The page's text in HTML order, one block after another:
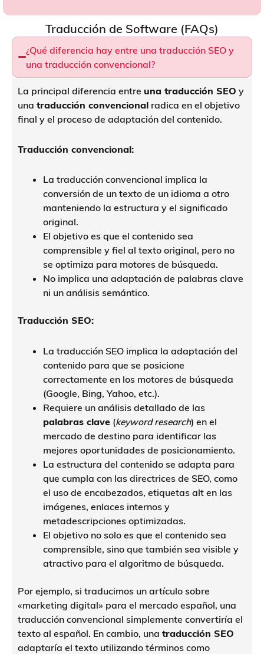
Traducción de Software (FAQs)
¿Qué diferencia hay entre una traducción SEO y
una traducción convencional?
La principal diferencia entre una traducción SEO y
una traducción convencional radica en el objetivo
final y el proceso de adaptación del contenido.
Traducción convencional:
La traducción convencional implica la
conversión de un texto de un idioma a otro
manteniendo la estructura y el significado
original.
El objetivo es que el contenido sea
comprensible y fiel al texto original, pero no
se optimiza para motores de búsqueda.
No implica una adaptación de palabras clave
ni un análisis semántico.
Traducción SEO:
La traducción SEO implica la adaptación del
contenido para que se posicione
correctamente en los motores de búsqueda
(Google, Bing, Yahoo, etc.).
Requiere un análisis detallado de las
palabras clave (keyword research) en el
mercado de destino para identificar las
mejores oportunidades de posicionamiento.
La estructura del contenido se adapta para
que cumpla con las directrices de SEO, como
el uso de encabezados, etiquetas alt en las
imágenes, enlaces internos y
metadescripciones optimizadas.
El objetivo no solo es que el contenido sea
comprensible, sino que también sea visible y
atractivo para el algoritmo de búsqueda.
Por ejemplo, si traducimos un artículo sobre
«marketing digital» para el mercado español, una
traducción convencional simplemente convertiría el
texto al español. En cambio, una traducción SEO
adaptaría el texto utilizando términos como